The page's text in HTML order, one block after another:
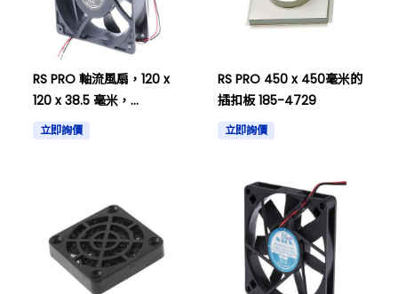
RS PRO 軸流風扇，120 x
120 x 38.5 毫米，
105cfm，7W，24 V 直流
619-6573
立即詢價
RS PRO 450 x 450毫米的
插扣板 185-4729
立即詢價